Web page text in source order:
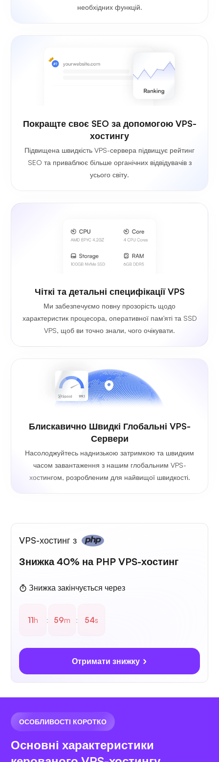
необхідних функцій.
Покращте своє SEO за допомогою VPS-
хостингу
Підвищена швидкість VPS-сервера підвищує рейтинг
SEO та приваблює більше органічних відвідувачів з
усього світу.
Чіткі та детальні специфікації VPS
Ми забезпечуємо повну прозорість щодо
характеристик процесора, оперативної пам'яті та SSD
VPS, щоб ви точно знали, чого очікувати.
Блискавично Швидкі Глобальні VPS-
Сервери
Насолоджуйтесь наднизькою затримкою та швидким
часом завантаження з нашим глобальним VPS-
хостингом, розробленим для найвищої швидкості.
VPS-хостинг з
Знижка 40% на PHP VPS-хостинг
Знижка закінчується через
11h : 59m : 53s
Отримати знижку
ОСОБЛИВОСТІ КОРОТКО
Основні характеристики